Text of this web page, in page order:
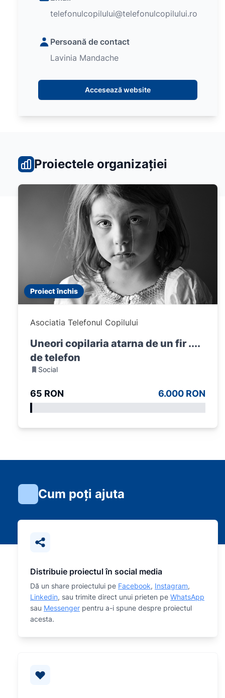
telefonulcopilului@telefonulcopilului.ro
Persoană de contact
Lavinia Mandache
Accesează website
Proiectele organizației
Proiect închis
Asociatia Telefonul Copilului
Uneori copilaria atarna de un fir ....
de telefon
Social
65 RON 6.000 RON
Cum poți ajuta
Distribuie proiectul în social media
Dă un share proiectului pe Facebook, Instagram,
Linkedin, sau trimite direct unui prieten pe WhatsApp
sau Messenger pentru a-i spune despre proiectul
acesta.